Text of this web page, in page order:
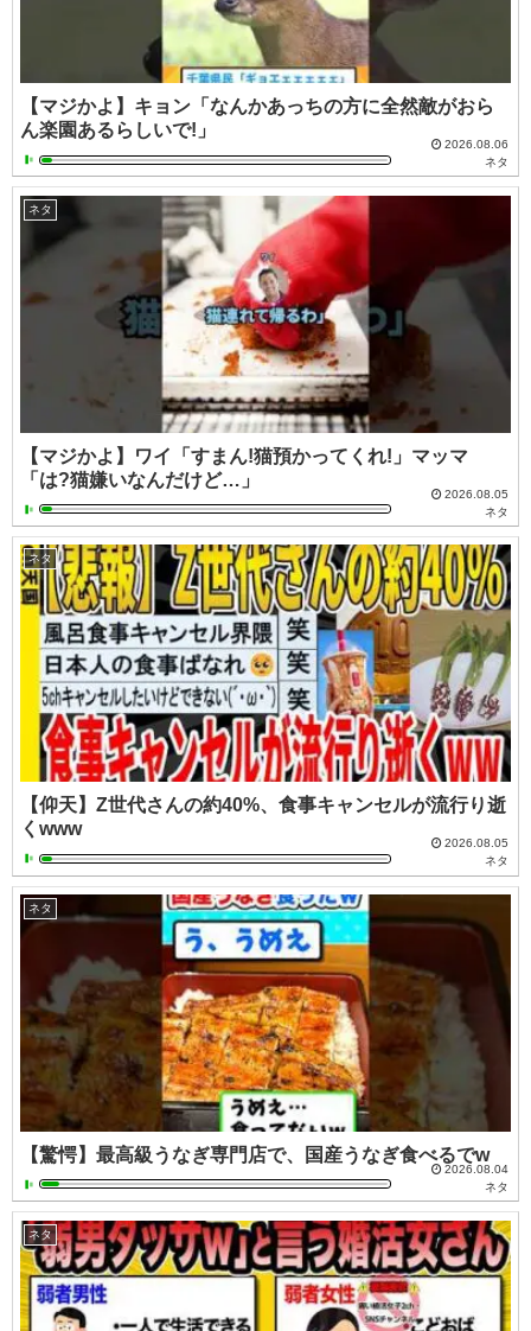
【マジかよ】キョン「なんかあっちの方に全然敵がおら
ん楽園あるらしいで!」
2026.08.06
ネタ
ネタ
【マジかよ】ワイ「すまん!猫預かってくれ!」マッマ
「は?猫嫌いなんだけど…」
2026.08.05
ネタ
ネタ
【仰天】Z世代さんの約40%、食事キャンセルが流行り逝
くwww
2026.08.05
ネタ
ネタ
【驚愕】最高級うなぎ専門店で、国産うなぎ食べるでw
2026.08.04
ネタ
ネタ